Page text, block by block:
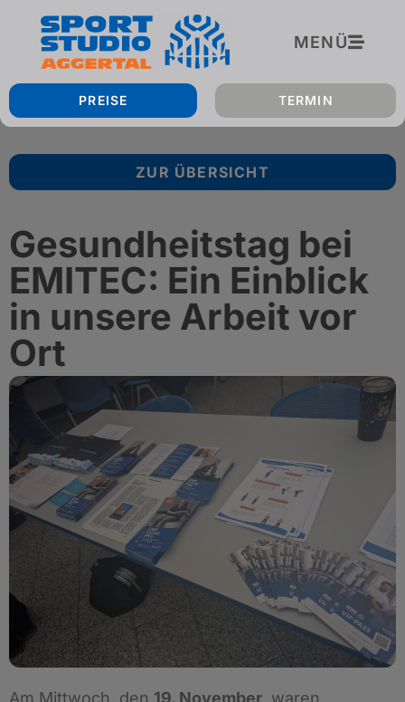
MENÜ
PREISE TERMIN
ZUR ÜBERSICHT
Gesundheitstag bei
EMITEC: Ein Einblick
in unsere Arbeit vor
Ort
Am Mittwoch, den 19. November, waren